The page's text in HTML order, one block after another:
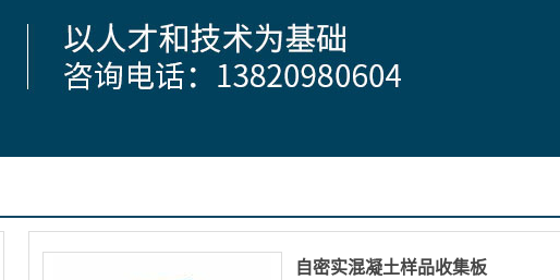
自密实混凝土样品收集板